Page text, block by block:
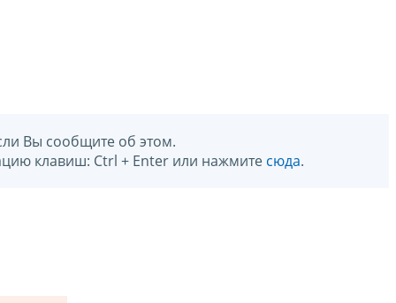
Вы сообщите об этом.
клавиш: Ctrl + Enter или нажмите сюда.